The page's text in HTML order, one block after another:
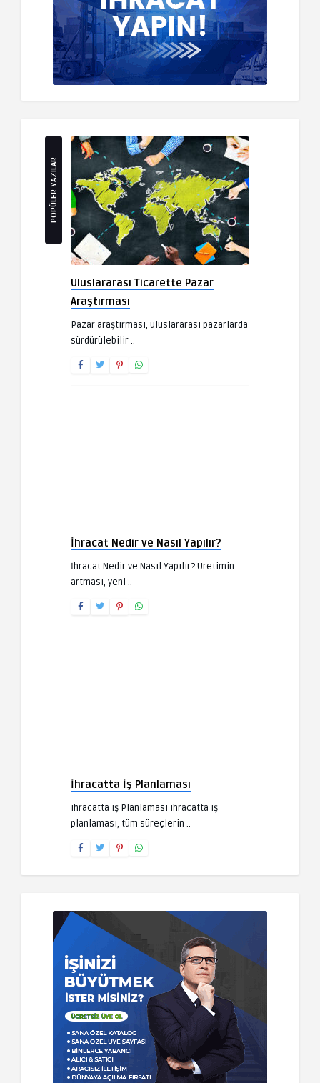
POPÜLER YAZILAR
Uluslararası Ticarette Pazar
Araştırması
Pazar araştırması, uluslararası pazarlarda
sürdürülebilir ..
İhracat Nedir ve Nasıl Yapılır?
İhracat Nedir ve Nasıl Yapılır? Üretimin
artması, yeni ..
İhracatta İş Planlaması
ihracatta iş Planlaması ihracatta iş
planlaması, tüm süreçlerin ..